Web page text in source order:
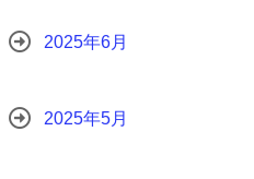
2025年6月
2025年5月